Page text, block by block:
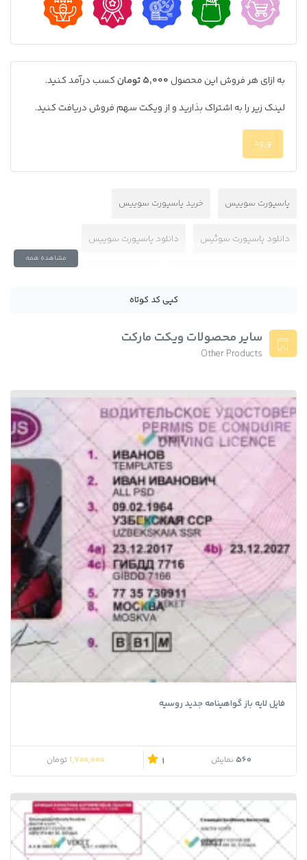
به ازای هر فروش این محصول5,000 تومان
کسب درآمد کنید.
لینک زیر را به اشتراک بذارید و از ویکت سهم فروش دریافت کنید.
ورود
پاسپورت سوییس خرید پاسپورت سوییس
دانلود پاسپورت سوئیس دانلود پاسپورت سوییس
مشاهده همه
کپی کد کوتاه
سایر محصولات ویکت مارکت
Other Products
فایل لایه باز گواهینامه جدید روسیه
560 نمایش 1
1,700,000 تومان